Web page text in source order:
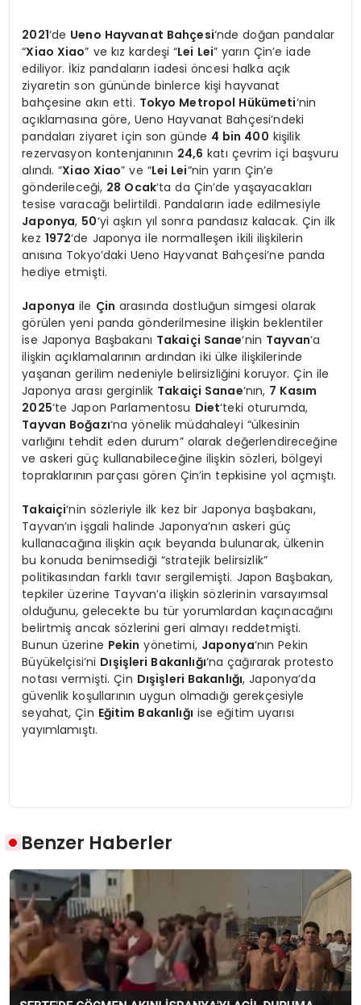
2021‘de Ueno Hayvanat Bahçesi‘nde doğan pandalar
“Xiao Xiao” ve kız kardeşi “Lei Lei” yarın Çin’e iade
ediliyor. İkiz pandaların iadesi öncesi halka açık
ziyaretin son gününde binlerce kişi hayvanat
bahçesine akın etti. Tokyo Metropol Hükümeti‘nin
açıklamasına göre, Ueno Hayvanat Bahçesi’ndeki
pandaları ziyaret için son günde 4 bin 400 kişilik
rezervasyon kontenjanının 24,6 katı çevrim içi başvuru
alındı. “Xiao Xiao” ve “Lei Lei“nin yarın Çin’e
gönderileceği, 28 Ocak‘ta da Çin’de yaşayacakları
tesise varacağı belirtildi. Pandaların iade edilmesiyle
Japonya, 50‘yi aşkın yıl sonra pandasız kalacak. Çin ilk
kez 1972‘de Japonya ile normalleşen ikili ilişkilerin
anısına Tokyo’daki Ueno Hayvanat Bahçesi’ne panda
hediye etmişti.
Japonya ile Çin arasında dostluğun simgesi olarak
görülen yeni panda gönderilmesine ilişkin beklentiler
ise Japonya Başbakanı Takaiçi Sanae‘nin Tayvan‘a
ilişkin açıklamalarının ardından iki ülke ilişkilerinde
yaşanan gerilim nedeniyle belirsizliğini koruyor. Çin ile
Japonya arası gerginlik Takaiçi Sanae‘nın, 7 Kasım
2025‘te Japon Parlamentosu Diet‘teki oturumda,
Tayvan Boğazı‘na yönelik müdahaleyi “ülkesinin
varlığını tehdit eden durum” olarak değerlendireceğine
ve askeri güç kullanabileceğine ilişkin sözleri, bölgeyi
topraklarının parçası gören Çin’in tepkisine yol açmıştı.
Takaiçi‘nin sözleriyle ilk kez bir Japonya başbakanı,
Tayvan’ın işgali halinde Japonya’nın askeri güç
kullanacağına ilişkin açık beyanda bulunarak, ülkenin
bu konuda benimsediği “stratejik belirsizlik”
politikasından farklı tavır sergilemişti. Japon Başbakan,
tepkiler üzerine Tayvan’a ilişkin sözlerinin varsayımsal
olduğunu, gelecekte bu tür yorumlardan kaçınacağını
belirtmiş ancak sözlerini geri almayı reddetmişti.
Bunun üzerine Pekin yönetimi, Japonya‘nın Pekin
Büyükelçisi’ni Dışişleri Bakanlığı‘na çağırarak protesto
notası vermişti. Çin Dışişleri Bakanlığı, Japonya’da
güvenlik koşullarının uygun olmadığı gerekçesiyle
seyahat, Çin Eğitim Bakanlığı ise eğitim uyarısı
yayımlamıştı.
Benzer Haberler